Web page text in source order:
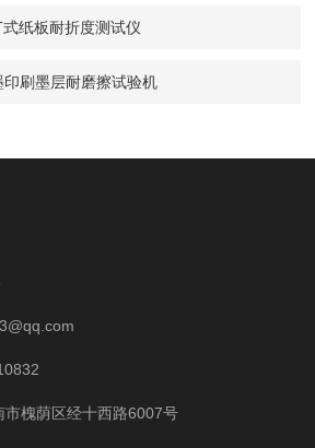
纸板耐折度测试仪
印刷墨层耐磨擦试验机
市槐荫区经十西路6007号